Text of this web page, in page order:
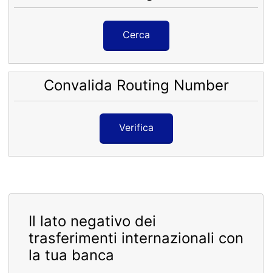
Cerca
Convalida Routing Number
Verifica
Il lato negativo dei
trasferimenti internazionali con
la tua banca